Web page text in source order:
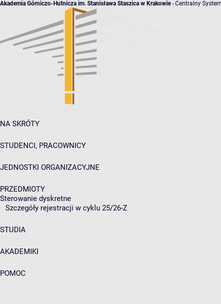
Akademia Górniczo-Hutnicza im. Stanisława Staszica w Krakowie- Centralny
NA SKRÓTY
STUDENCI, PRACOWNICY
JEDNOSTKI ORGANIZACYJNE
PRZEDMIOTY
Sterowanie dyskretne
Szczegóły rejestracji w cyklu 25/26-Z
STUDIA
AKADEMIKI
POMOC